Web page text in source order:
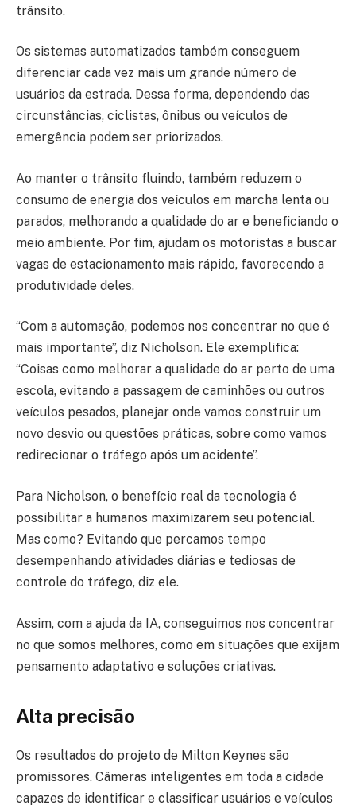
trânsito.
Os sistemas automatizados também conseguem
diferenciar cada vez mais um grande número de
usuários da estrada. Dessa forma, dependendo das
circunstâncias, ciclistas, ônibus ou veículos de
emergência podem ser priorizados.
Ao manter o trânsito fluindo, também reduzem o
consumo de energia dos veículos em marcha lenta ou
parados, melhorando a qualidade do ar e beneficiando o
meio ambiente. Por fim, ajudam os motoristas a buscar
vagas de estacionamento mais rápido, favorecendo a
produtividade deles.
“Com a automação, podemos nos concentrar no que é
mais importante”, diz Nicholson. Ele exemplifica:
“Coisas como melhorar a qualidade do ar perto de uma
escola, evitando a passagem de caminhões ou outros
veículos pesados, planejar onde vamos construir um
novo desvio ou questões práticas, sobre como vamos
redirecionar o tráfego após um acidente”.
Para Nicholson, o benefício real da tecnologia é
possibilitar a humanos maximizarem seu potencial.
Mas como? Evitando que percamos tempo
desempenhando atividades diárias e tediosas de
controle do tráfego, diz ele.
Assim, com a ajuda da IA, conseguimos nos concentrar
no que somos melhores, como em situações que exijam
pensamento adaptativo e soluções criativas.
Alta precisão
Os resultados do projeto de Milton Keynes são
promissores. Câmeras inteligentes em toda a cidade
capazes de identificar e classificar usuários e veículos